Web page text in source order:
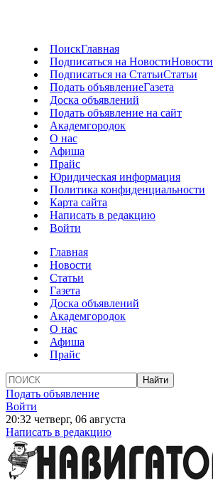
ПоискГлавная
Подписаться на НовостиНовости
Подписаться на СтатьиСтатьи
Подать объявлениеГазета
Доска объявлений
Подать объявление на сайт
Академгородок
О нас
Афиша
Прайс
Юридическая информация
Политика конфиденциальности
Карта сайта
Написать в редакцию
Войти
Главная
Новости
Статьи
Газета
Доска объявлений
Академгородок
О нас
Афиша
Прайс
Подать объявление
Войти
20:32 четверг, 06 августа
Написать в редакцию